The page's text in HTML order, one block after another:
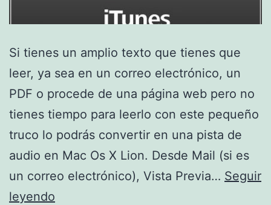
Si tienes un amplio texto que tienes que
leer, ya sea en un correo electrónico, un
PDF o procede de una página web pero no
tienes tiempo para leerlo con este pequeño
truco lo podrás convertir en una pista de
audio en Mac Os X Lion. Desde Mail (si es
un correo electrónico), Vista Previa… Seguir
leyendo